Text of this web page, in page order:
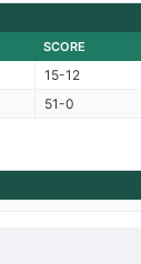
SCORE
15-12
51-0